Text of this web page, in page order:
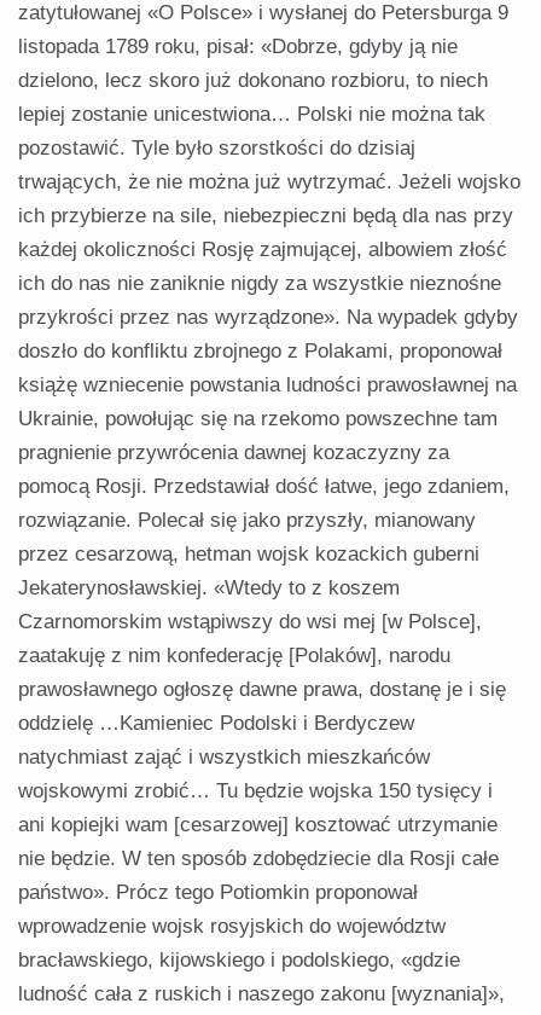
zatytułowanej «O Polsce» i wysłanej do Petersburga 9
listopada 1789 roku, pisał: «Dobrze, gdyby ją nie
dzielono, lecz skoro już dokonano rozbioru, to niech
lepiej zostanie unicestwiona… Polski nie można tak
pozostawić. Tyle było szorstkości do dzisiaj
trwających, że nie można już wytrzymać. Jeżeli wojsko
ich przybierze na sile, niebezpieczni będą dla nas przy
każdej okoliczności Rosję zajmującej, albowiem złość
ich do nas nie zaniknie nigdy za wszystkie nieznośne
przykrości przez nas wyrządzone». Na wypadek gdyby
doszło do konfliktu zbrojnego z Polakami, proponował
książę wzniecenie powstania ludności prawosławnej na
Ukrainie, powołując się na rzekomo powszechne tam
pragnienie przywrócenia dawnej kozaczyzny za
pomocą Rosji. Przedstawiał dość łatwe, jego zdaniem,
rozwiązanie. Polecał się jako przyszły, mianowany
przez cesarzową, hetman wojsk kozackich guberni
Jekaterynosławskiej. «Wtedy to z koszem
Czarnomorskim wstąpiwszy do wsi mej [w Polsce],
zaatakuję z nim konfederację [Polaków], narodu
prawosławnego ogłoszę dawne prawa, dostanę je i się
oddzielę …Kamieniec Podolski i Berdyczew
natychmiast zająć i wszystkich mieszkańców
wojskowymi zrobić… Tu będzie wojska 150 tysięcy i
ani kopiejki wam [cesarzowej] kosztować utrzymanie
nie będzie. W ten sposób zdobędziecie dla Rosji całe
państwo». Prócz tego Potiomkin proponował
wprowadzenie wojsk rosyjskich do województw
bracławskiego, kijowskiego i podolskiego, «gdzie
ludność cała z ruskich i naszego zakonu [wyznania]»,